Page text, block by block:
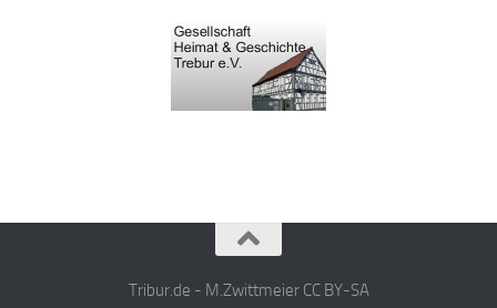
Tribur.de - M.Zwittmeier CC BY-SA